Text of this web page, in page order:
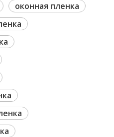
оконная пленка